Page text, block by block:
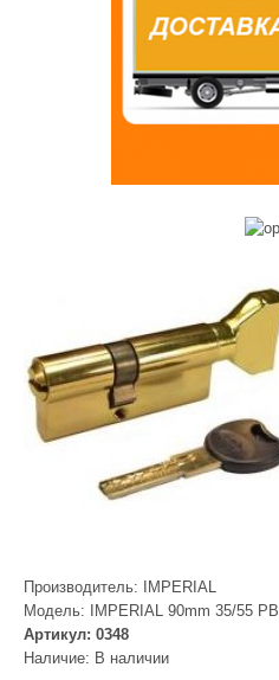
Производитель:
IMPERIAL
Модель: IMPERIAL 90mm 35/55 PB
Артикул: 0348
Наличие: В наличии